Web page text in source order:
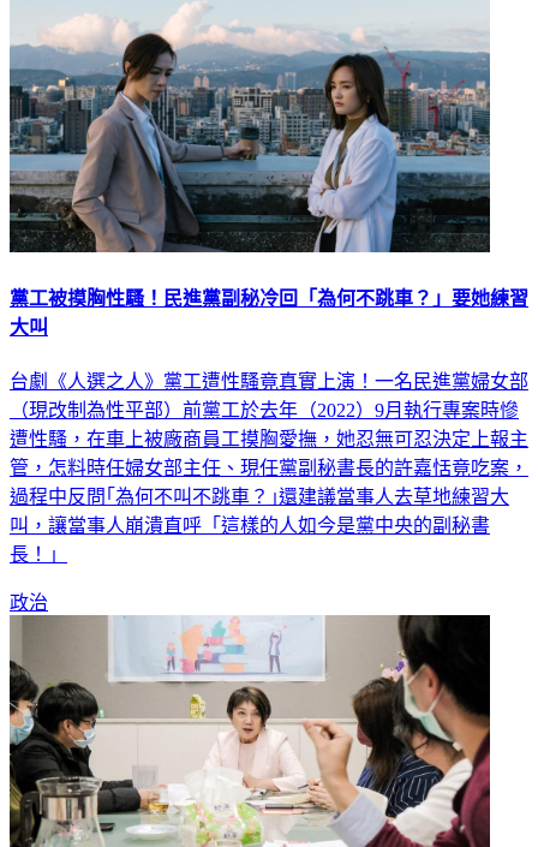
黨工被摸胸性騷！民進黨副秘冷回「為何不跳車？」要她練習
大叫
台劇《人選之人》黨工遭性騷竟真實上演！一名民進黨婦女部
（現改制為性平部）前黨工於去年（2022）9月執行專案時慘
遭性騷，在車上被廠商員工摸胸愛撫，她忍無可忍決定上報主
管，怎料時任婦女部主任、現任黨副秘書長的許嘉恬竟吃案，
過程中反問｢為何不叫不跳車？｣還建議當事人去草地練習大
叫，讓當事人崩潰直呼「這樣的人如今是黨中央的副秘書
長！」
政治